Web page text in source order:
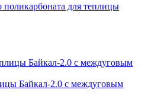
для теплицы
Байкал-2.0 с междуговым